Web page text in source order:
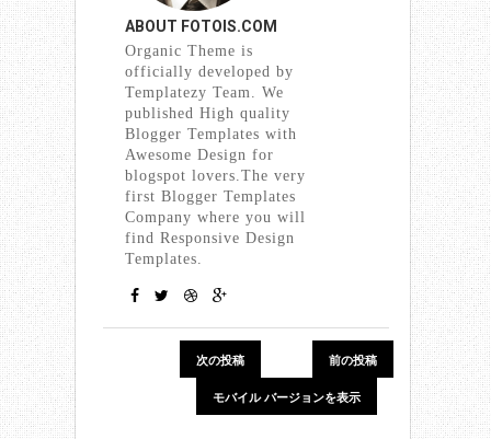
ABOUT FOTOIS.COM
Organic Theme is
officially developed by
Templatezy Team. We
published High quality
Blogger Templates with
Awesome Design for
blogspot lovers.The very
first Blogger Templates
Company where you will
find Responsive Design
Templates.
次の投稿 前の投稿
モバイル バージョンを表示